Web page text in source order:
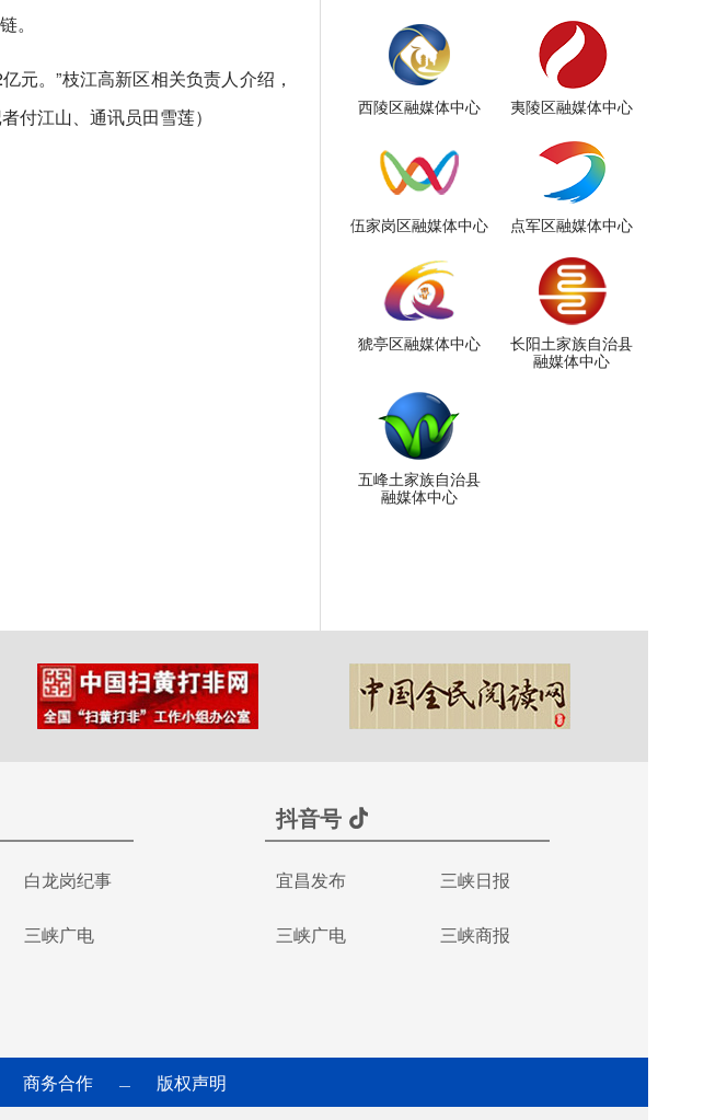
。
元。”枝江高新区相关负责人介绍，
付江山、通讯员田雪莲）
西陵区融媒体中心 夷陵区融媒体中心
伍家岗区融媒体中心 点军区融媒体中心
猇亭区融媒体中心
长阳土家族自治县
融媒体中心
五峰土家族自治县
融媒体中心
白龙岗纪事
三峡广电
抖音号
宜昌发布 三峡日报
三峡广电 三峡商报
商务合作 — 版权声明